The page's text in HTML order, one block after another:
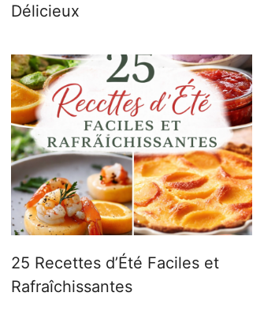
Délicieux
25 Recettes d’Été Faciles et
Rafraîchissantes